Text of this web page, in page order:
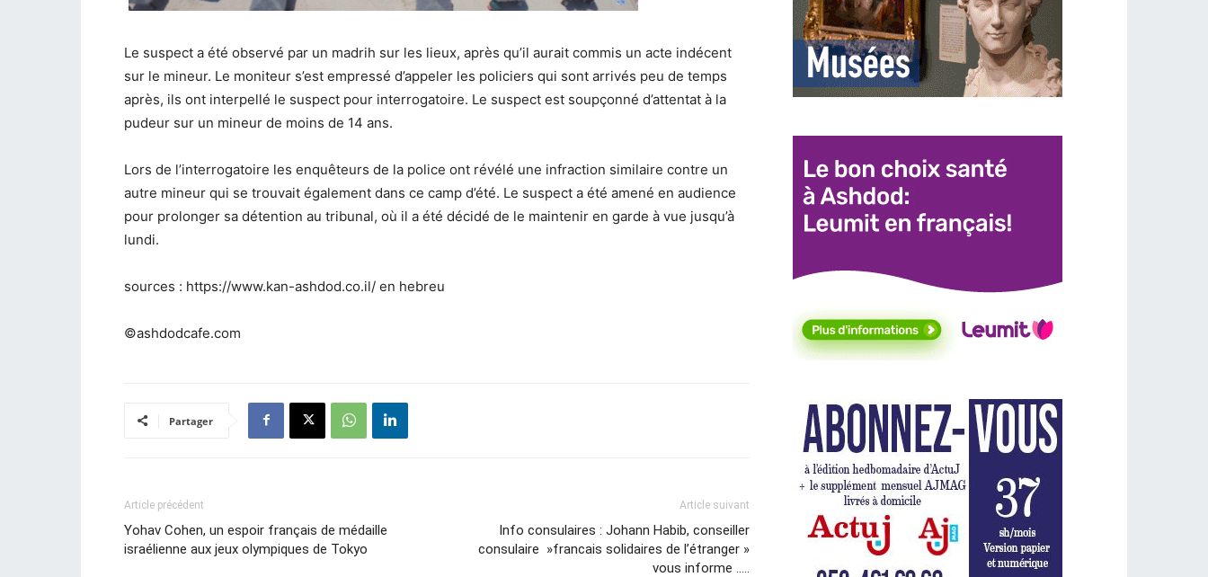
Le suspect a été observé par un madrih sur les lieux, après qu’il aurait commis un acte indécent
sur le mineur. Le moniteur s’est empressé d’appeler les policiers qui sont arrivés peu de temps
après, ils ont interpellé le suspect pour interrogatoire. Le suspect est soupçonné d’attentat à la
pudeur sur un mineur de moins de 14 ans.
Lors de l’interrogatoire les enquêteurs de la police ont révélé une infraction similaire contre un
autre mineur qui se trouvait également dans ce camp d’été. Le suspect a été amené en audience
pour prolonger sa détention au tribunal, où il a été décidé de le maintenir en garde à vue jusqu’à
lundi.
sources : https://www.kan-ashdod.co.il/ en hebreu
©ashdodcafe.com
Partager
Article précédent
Yohav Cohen, un espoir français de médaille
israélienne aux jeux olympiques de Tokyo
Article suivant
Info consulaires : Johann Habib, conseiller
consulaire »francais solidaires de l’étranger »
vous informe …..